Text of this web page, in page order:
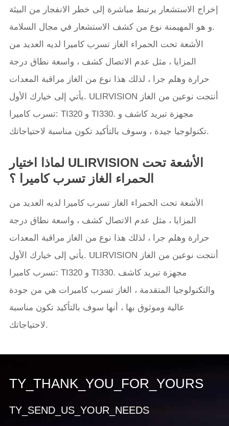
إخراج الاستشعار يرتبط مباشرة إلى خطر الانفجار من البيئة
و هو المهيمنة نوع من كشف الاستشعار في مجال السلامة.
الأشعة تحت الحمراء الغاز تسرب كاميرا لديه العديد من
المزايا ، مثل عدم الاتصال كشف ، واسعة نطاق درجة
حرارة وهلم جرا ، لذلك هذا نوع من الغاز مراقبة المعدات
يأتي إلى خيارك الأول. ULIRVISION أنتجت نوعين من الغاز
تسرب كاميرا: TI320 و TI330. مجهزة تبريد كاشف و
تكنولوجيا جيدة ، وسوف بالتأكيد تكون مناسبة لاحتياجاتك.
لماذا اختيار ULIRVISION الأشعة تحت
الحمراء الغاز تسرب كاميرا ؟
الأشعة تحت الحمراء الغاز تسرب كاميرا لديه العديد من
المزايا ، مثل عدم الاتصال كشف ، واسعة نطاق درجة
حرارة وهلم جرا ، لذلك هذا نوع من الغاز مراقبة المعدات
يأتي إلى خيارك الأول. ULIRVISION أنتجت نوعين من الغاز
تسرب كاميرا: TI320 و TI330. مجهزة تبريد كاشف
والتكنولوجيا المتقدمة ، الغاز تسرب كاميرات هي من جودة
عالية وموثوق بها ، أنها سوف بالتأكيد تكون مناسبة
لاحتياجاتك.
TY_THANK_YOU_FOR_YOURS
TY_SEND_US_YOUR_NEEDS